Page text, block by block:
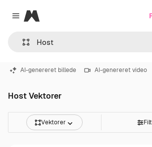
Close menu
Magnific
AI-genereret billede AI-genereret video
Host Vektorer
Vektorer